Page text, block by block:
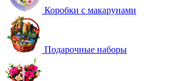
Коробки с макарунами
Подарочные наборы